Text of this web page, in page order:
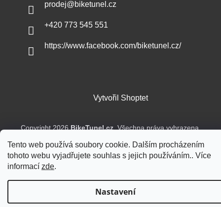
Tento web používá soubory cookie. Dalším procházením
tohoto webu vyjadřujete souhlas s jejich používáním.. Více
informací zde.
Nastavení
prodej@biketunel.cz
+420 773 545 551
https://www.facebook.com/biketunel.cz/
Vytvořil Shoptet
Copyright 2026 BikeTunel.cz. Všechna práva vyhrazena.